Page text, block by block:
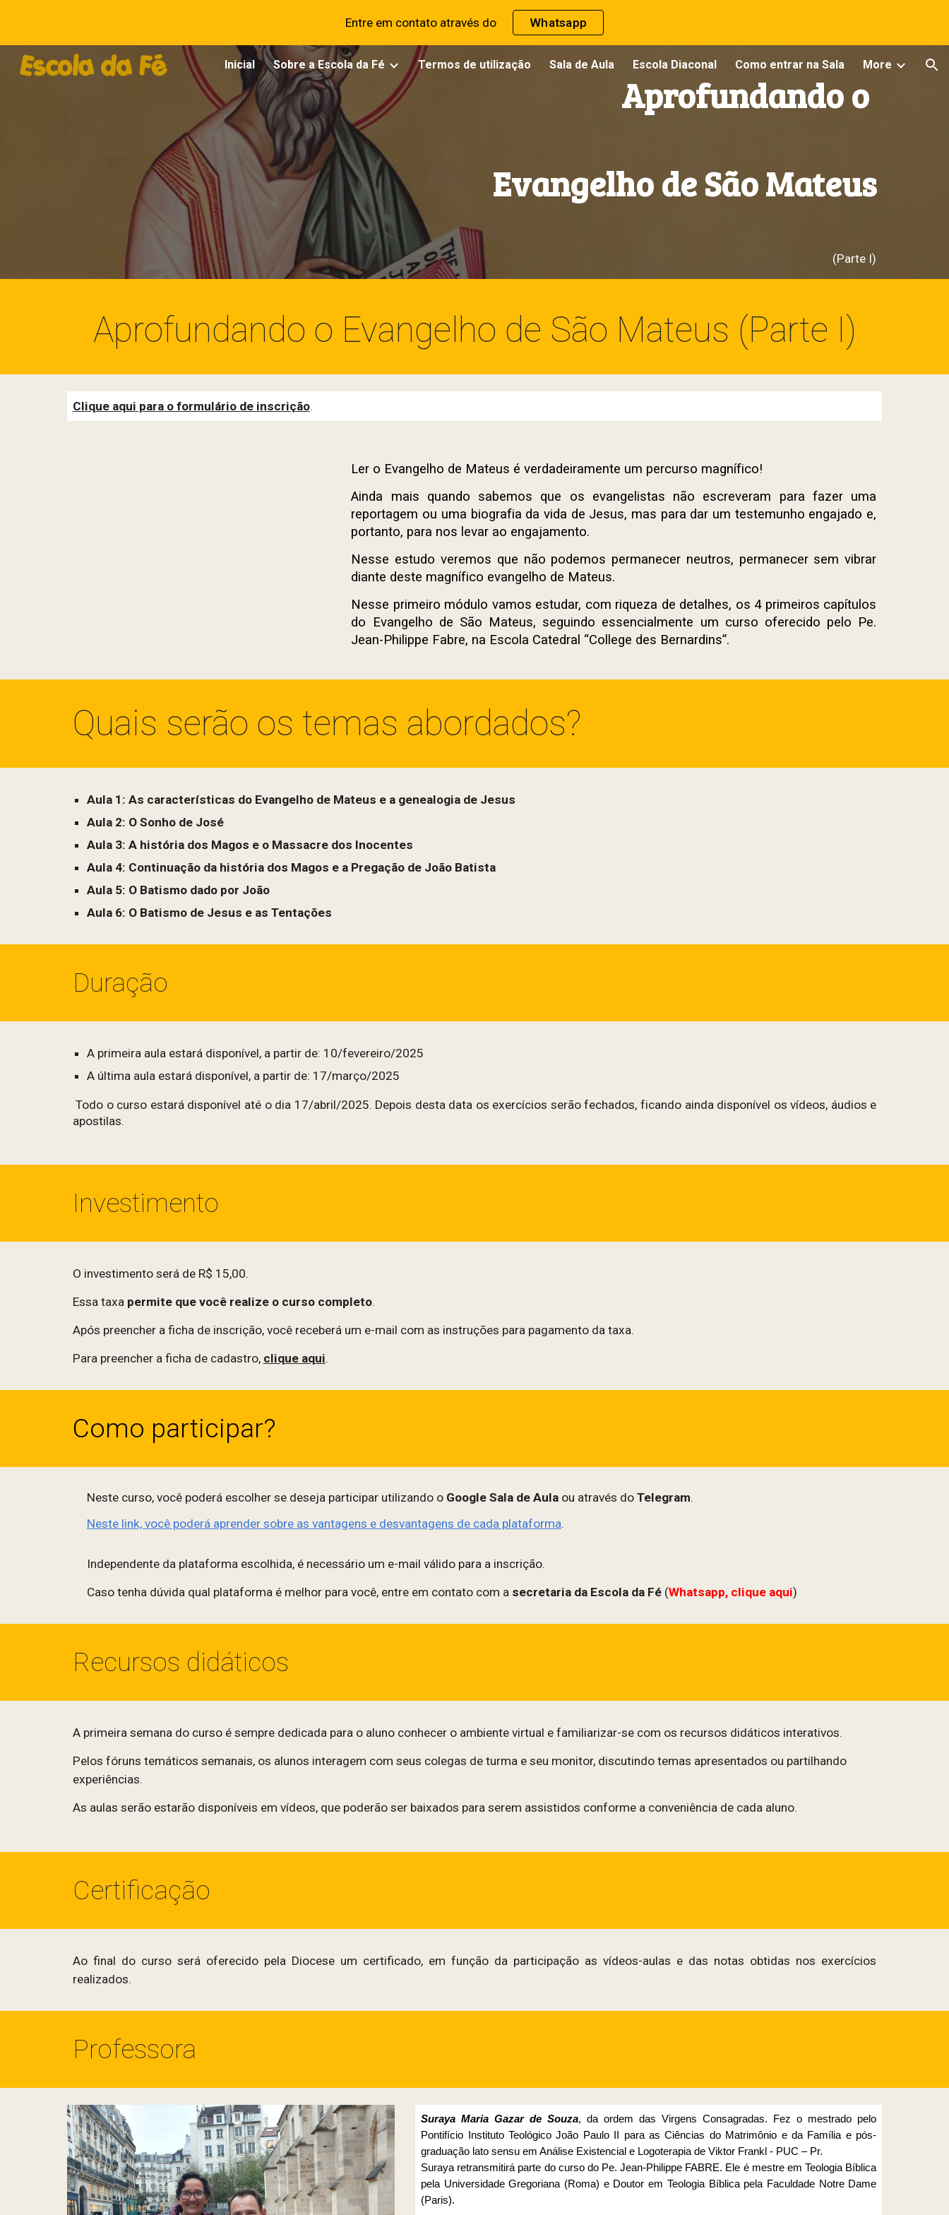
Skip to main content Skip to navigation
Entre em contato através do Whatsapp
Inicial Sobre a Escola da Fé Termos de utilização Sala de Aula Escola Diaconal Como entrar na Sala More
Aprofundando o
Evangelho de São Mateus
(Parte I)
Aprofundando o Evangelho de São Mateus (Parte I)
Clique aqui para o formulário de inscrição.
Ler o Evangelho de Mateus é verdadeiramente um percurso magnífico!
Ainda mais quando sabemos que os evangelistas não escreveram para fazer uma
reportagem ou uma biografia da vida de Jesus, mas para dar um testemunho engajado e,
portanto, para nos levar ao engajamento.
Nesse estudo veremos que não podemos permanecer neutros, permanecer sem vibrar
diante deste magnífico evangelho de Mateus.
Nesse primeiro módulo vamos estudar, com riqueza de detalhes, os 4 primeiros capítulos
do Evangelho de São Mateus, seguindo essencialmente um curso oferecido pelo Pe.
Jean-Philippe Fabre, na Escola Catedral “College des Bernardins”.
Quais serão os temas abordados?
Aula 1: As características do Evangelho de Mateus e a genealogia de Jesus
Aula 2: O Sonho de José
Aula 3: A história dos Magos e o Massacre dos Inocentes
Aula 4: Continuação da história dos Magos e a Pregação de João Batista
Aula 5: O Batismo dado por João
Aula 6: O Batismo de Jesus e as Tentações
Duração
A primeira aula estará disponível, a partir de: 10/fevereiro/2025
A última aula estará disponível, a partir de: 17/março/2025
Todo o curso estará disponível até o dia 17/abril/2025. Depois desta data os exercícios serão fechados, ficando ainda disponível os vídeos, áudios e
apostilas.
Investimento
O investimento será de R$ 15,00.
Essa taxa permite que você realize o curso completo.
Após preencher a ficha de inscrição, você receberá um e-mail com as instruções para pagamento da taxa.
Para preencher a ficha de cadastro, clique aqui.
Como participar?
Neste curso, você poderá escolher se deseja participar utilizando o Google Sala de Aulaou através do Telegram.
Neste link, você poderá aprender sobre as vantagens e desvantagens de cada plataforma.
Independente da plataforma escolhida, é necessário um e-mail válido para a inscrição.
Caso tenha dúvida qual plataforma é melhor para você, entre em contato com a secretaria da Escola da Fé (Whatsapp, clique aqui)
Recursos didáticos
A primeira semana do curso é sempre dedicada para o aluno conhecer o ambiente virtual e familiarizar-se com os recursos didáticos interativos.
Pelos fóruns temáticos semanais, os alunos interagem com seus colegas de turma e seu monitor, discutindo temas apresentados ou partilhando
experiências.
As aulas serão estarão disponíveis em vídeos, que poderão ser baixados para serem assistidos conforme a conveniência de cada aluno.
Certificação
Ao final do curso será oferecido pela Diocese um certificado, em função da participação as vídeos-aulas e das notas obtidas nos exercícios
realizados.
Professora
Suraya Maria Gazar de Souza, da ordem das Virgens Consagradas. Fez o mestrado pelo
Pontifício Instituto Teológico João Paulo II para as Ciências do Matrimônio e da Família e pós-
graduação lato sensu em Análise Existencial e Logoterapia de Viktor Frankl - PUC – Pr.
Suraya retransmitirá parte do curso do Pe. Jean-Philippe FABRE. Ele é mestre em Teologia Bíblica
pela Universidade Gregoriana (Roma) e Doutor em Teologia Bíblica pela Faculdade Notre Dame
(Paris).